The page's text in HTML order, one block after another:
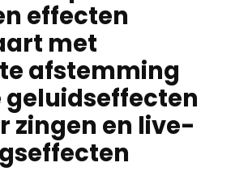
effecten
met
afstemming
geluidseffecten
zingen en live-